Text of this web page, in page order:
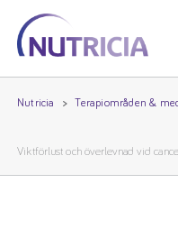
Nutricia
Nutricia
Nutricia Terapiområden &
Viktförlust och överlevnad vid